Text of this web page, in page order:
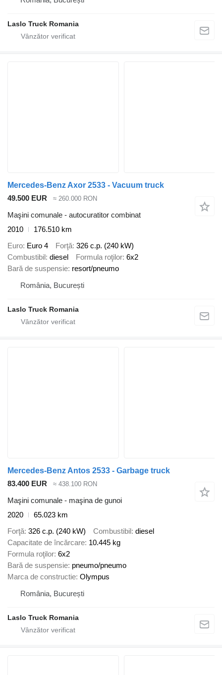
Laslo Truck Romania
Mercedes-Benz Axor 2533 - Vacuum truck
49.500 EUR
≈ 260.000 RON
Maşini comunale - autocuratitor combinat
2010
176.510 km
Euro Euro 4 Forţă 326 c.p. (240 kW)
Combustibil diesel Formula roţilor 6x2
Bară de suspensie resort/pneumo
România, București
Laslo Truck Romania
Mercedes-Benz Antos 2533 - Garbage truck
83.400 EUR
≈ 438.100 RON
Maşini comunale - maşina de gunoi
2020
65.023 km
Forţă 326 c.p. (240 kW) Combustibil diesel
Capacitate de încărcare 10.445 kg
Formula roţilor 6x2
Bară de suspensie pneumo/pneumo
Marca de constructie Olympus
România, București
Laslo Truck Romania